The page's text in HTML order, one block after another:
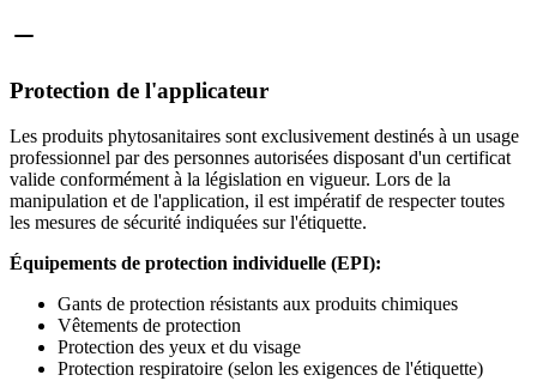
Protection de l'applicateur
Les produits phytosanitaires sont exclusivement destinés à un usage
professionnel par des personnes autorisées disposant d'un certificat
valide conformément à la législation en vigueur. Lors de la
manipulation et de l'application, il est impératif de respecter toutes
les mesures de sécurité indiquées sur l'étiquette.
Équipements de protection individuelle (EPI):
Gants de protection résistants aux produits chimiques
Vêtements de protection
Protection des yeux et du visage
Protection respiratoire (selon les exigences de l'étiquette)